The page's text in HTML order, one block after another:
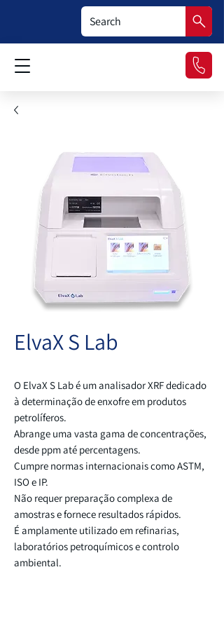
ElvaX S Lab
O ElvaX S Lab é um analisador XRF dedicado
à determinação de enxofre em produtos
petrolíferos.
Abrange uma vasta gama de concentrações,
desde ppm até percentagens.
Cumpre normas internacionais como ASTM,
ISO e IP.
Não requer preparação complexa de
amostras e fornece resultados rápidos.
É amplamente utilizado em refinarias,
laboratórios petroquímicos e controlo
ambiental.